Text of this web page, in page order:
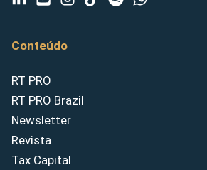
Conteúdo
RT PRO
RT PRO Brazil
Newsletter
Revista
Tax Capital